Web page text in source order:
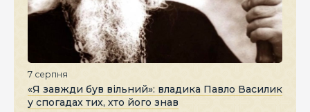
7 серпня
«Я завжди був вільний»: владика Павло Василик
у спогадах тих, хто його знав